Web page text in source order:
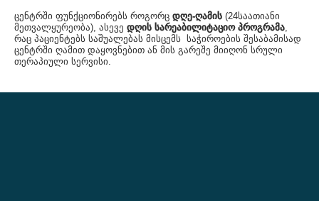
ცენტრში ფუნქციონირებს როგორც დღე-ღამის (24საათიანი
მეთვალყურეობა), ასევე დღის სარეაბილიტაციო პროგრამა,
რაც პაციენტებს საშუალებას მისცემს საჭიროების შესაბამისად
ცენტრში ღამით დაყოვნებით ან მის გარეშე მიიღონ სრული
თერაპიული სერვისი.